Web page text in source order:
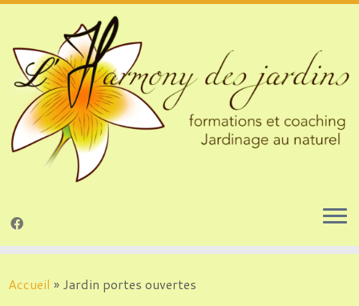
auAccueil » Jardin portes ouvertes